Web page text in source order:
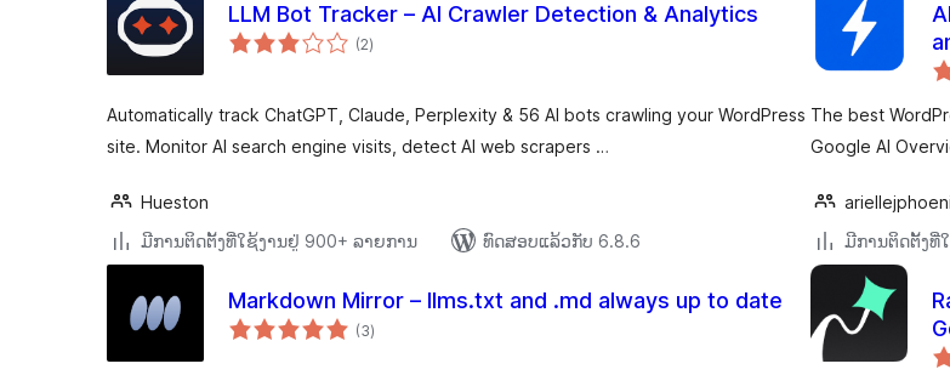
LLM Bot Tracker – AI Crawler Detection & Analytics
(2ຄະແນນ
ທັງໝົດ
)
Automatically track ChatGPT, Claude, Perplexity & 56 AI bots crawling your WordPress
site. Monitor AI search engine visits, detect AI web scrapers …
Hueston
ມີການຕິດຕັ້ງທີ່ໃຊ້ງານຢູ່ 900+ ລາຍການ
ທົດສອບແລ້ວກັບ 6.8.6
The best
Google AI
ມີການຕິດຕັ້ງທີ່
Markdown Mirror – llms.txt and .md always up to date
(3ຄະແນນ
ທັງໝົດ
)